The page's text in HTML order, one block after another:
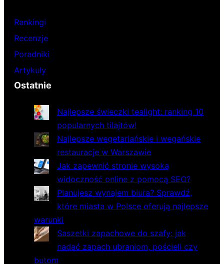
Rankingi
Recenzje
Poradniki
Artykuły
Ostatnie
Najlepsze świeczki tealight: ranking 10
popularnych tilajtów!
Najlepsze wegetariańskie i wegańskie
restauracje w Warszawie
Jak zapewnić stronie wysoką
widoczność online z pomocą SEO?
Planujesz wynajem biura? Sprawdź,
które miasta w Polsce oferują najlepsze
warunki
Saszetki zapachowe do szafy: jak
nadać zapach ubraniom, pościeli czy
butom